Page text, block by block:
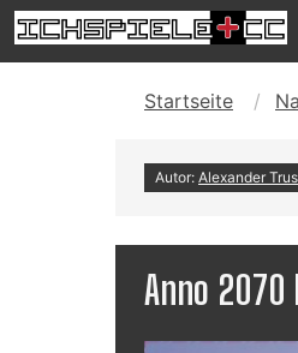
Startseite
Autor: Alexander
Anno